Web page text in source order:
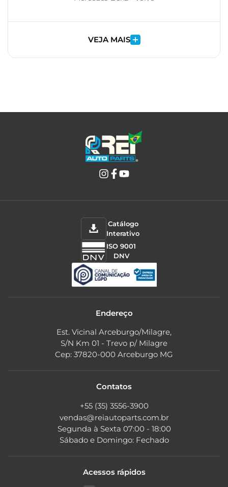
VEJA MAIS
Catálogo
Interativo
ISO 9001
DNV
Endereço
Est. Vicinal Arceburgo/Milagre,
S/N Km 01 - Trevo p/ Milagre
Cep: 37820-000 Arceburgo MG
Contatos
+55 (35) 3556-3900
vendas@reiautoparts.com.br
Segunda à Sexta 07:00 - 18:00
Sábado e Domingo: Fechado
Acessos rápidos